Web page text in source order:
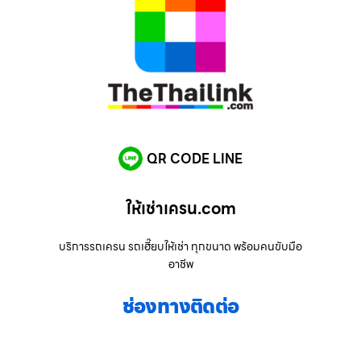
QR CODE LINE
ให้เช่าเครน.com
บริการรถเครน รถเฮี๊ยบให้เช่า ทุกขนาด พร้อมคนขับมือ
อาชีพ
ช่องทางติดต่อ